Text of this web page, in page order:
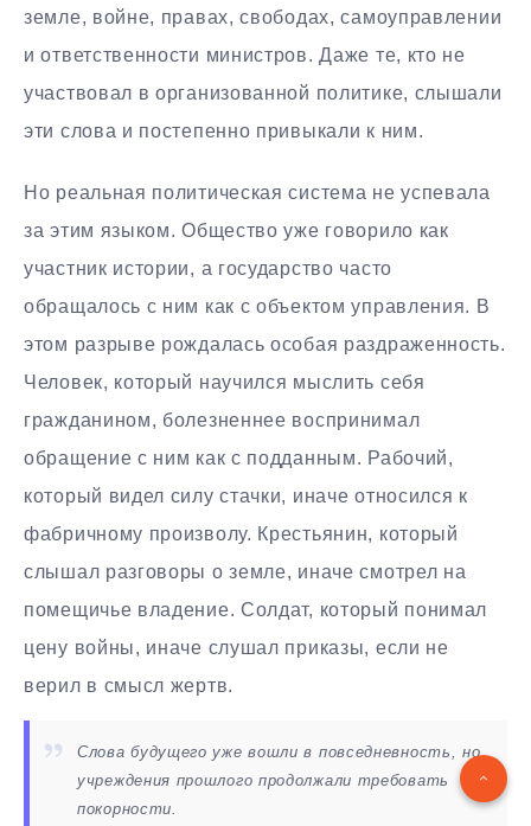
земле, войне, правах, свободах, самоуправлении
и ответственности министров. Даже те, кто не
участвовал в организованной политике, слышали
эти слова и постепенно привыкали к ним.
Но реальная политическая система не успевала
за этим языком. Общество уже говорило как
участник истории, а государство часто
обращалось с ним как с объектом управления. В
этом разрыве рождалась особая раздраженность.
Человек, который научился мыслить себя
гражданином, болезненнее воспринимал
обращение с ним как с подданным. Рабочий,
который видел силу стачки, иначе относился к
фабричному произволу. Крестьянин, который
слышал разговоры о земле, иначе смотрел на
помещичье владение. Солдат, который понимал
цену войны, иначе слушал приказы, если не
верил в смысл жертв.
Слова будущего уже вошли в повседневность, но
учреждения прошлого продолжали требовать
покорности.